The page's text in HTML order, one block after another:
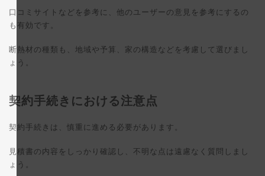
口コミサイトなどを参考に、他のユーザーの意見を参考にするの
も有効です。
断熱材の種類も、地域や予算、家の構造などを考慮して選びまし
ょう。
契約手続きにおける注意点
契約手続きは、慎重に進める必要があります。
見積書の内容をしっかり確認し、不明な点は遠慮なく質問しまし
ょう。